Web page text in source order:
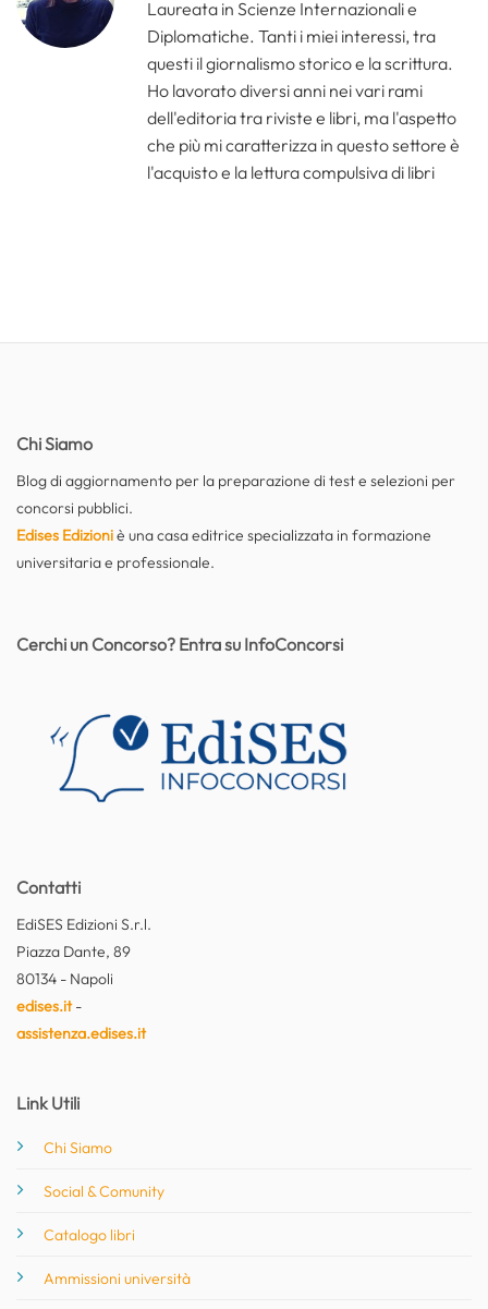
Laureata in Scienze Internazionali e
Diplomatiche. Tanti i miei interessi, tra
questi il giornalismo storico e la scrittura.
Ho lavorato diversi anni nei vari rami
dell'editoria tra riviste e libri, ma l'aspetto
che più mi caratterizza in questo settore è
l'acquisto e la lettura compulsiva di libri
Chi Siamo
Blog di aggiornamento per la preparazione di test e selezioni per
concorsi pubblici.
Edises Edizioniè una casa editrice specializzata in formazione
universitaria e professionale.
Contatti
EdiSES Edizioni S.r.l.
Piazza Dante, 89
80134 - Napoli
edises.it-
assistenza.edises.it
Link Utili
Chi Siamo
Social & Comunity
Catalogo libri
Ammissioni università
Cerchi un Concorso? Entra su InfoConcorsi